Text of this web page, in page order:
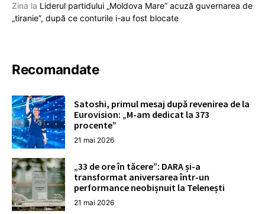
Zina la Liderul partidului „Moldova Mare” acuză guvernarea de
„tiranie”, după ce conturile i-au fost blocate
Recomandate
Satoshi, primul mesaj după revenirea de la
Eurovision: „M-am dedicat la 373
procente”
21 mai 2026
„33 de ore în tăcere”: DARA și-a
transformat aniversarea într-un
performance neobișnuit la Telenești
21 mai 2026